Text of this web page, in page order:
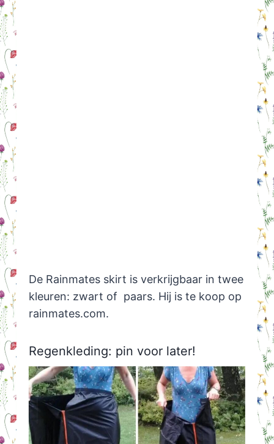
De Rainmates skirt is verkrijgbaar in twee
kleuren: zwart of paars. Hij is te koop op
rainmates.com.
Regenkleding: pin voor later!